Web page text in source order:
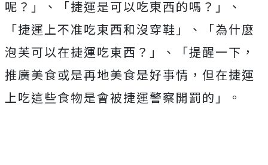
呢？」、「捷運是可以吃東西的嗎？」、
「捷運上不准吃東西和沒穿鞋」、「為什麼
泡芙可以在捷運吃東西？」、「提醒一下，
推廣美食或是再地美食是好事情，但在捷運
上吃這些食物是會被捷運警察開罰的」。